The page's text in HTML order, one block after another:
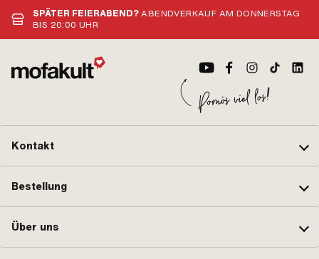
SPÄTER FEIERABEND?ABENDVERKAUF AM DONNERSTAG
BIS 20:00 UHR
Kontakt
Bestellung
Über uns